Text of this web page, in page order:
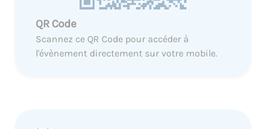
QR Code
Scannez ce QR Code pour accéder à
l'évènement directement sur votre mobile.